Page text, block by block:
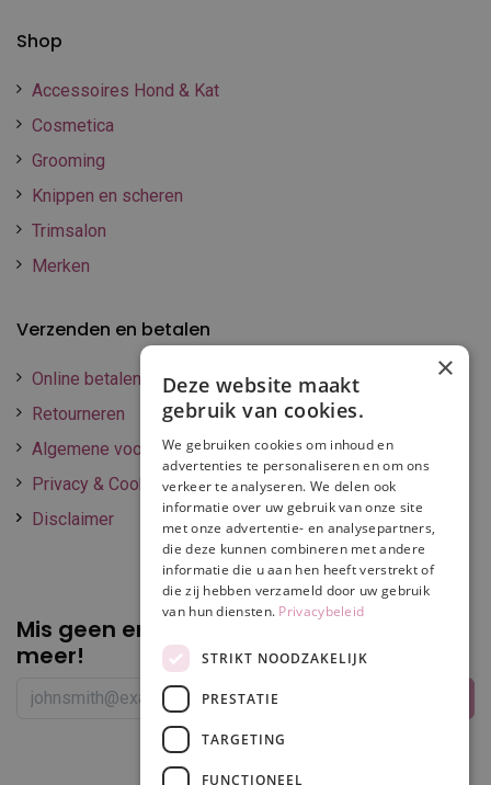
Shop
Accessoires Hond & Kat
Cosmetica
Grooming
Knippen en scheren
Trimsalon
Merken
Verzenden en betalen
Online betalen
Retourneren
Algemene voorwaarden
Privacy & Cookie policy
Disclaimer
Mis geen enkele
promotie of korting
meer!
×
Deze website maakt
gebruik van cookies.
We gebruiken cookies om inhoud en
advertenties te personaliseren en om ons
verkeer te analyseren. We delen ook
informatie over uw gebruik van onze site
met onze advertentie- en analysepartners,
die deze kunnen combineren met andere
informatie die u aan hen heeft verstrekt of
die zij hebben verzameld door uw gebruik
van hun diensten. Privacybeleid
STRIKT NOODZAKELIJK
PRESTATIE
TARGETING
FUNCTIONEEL